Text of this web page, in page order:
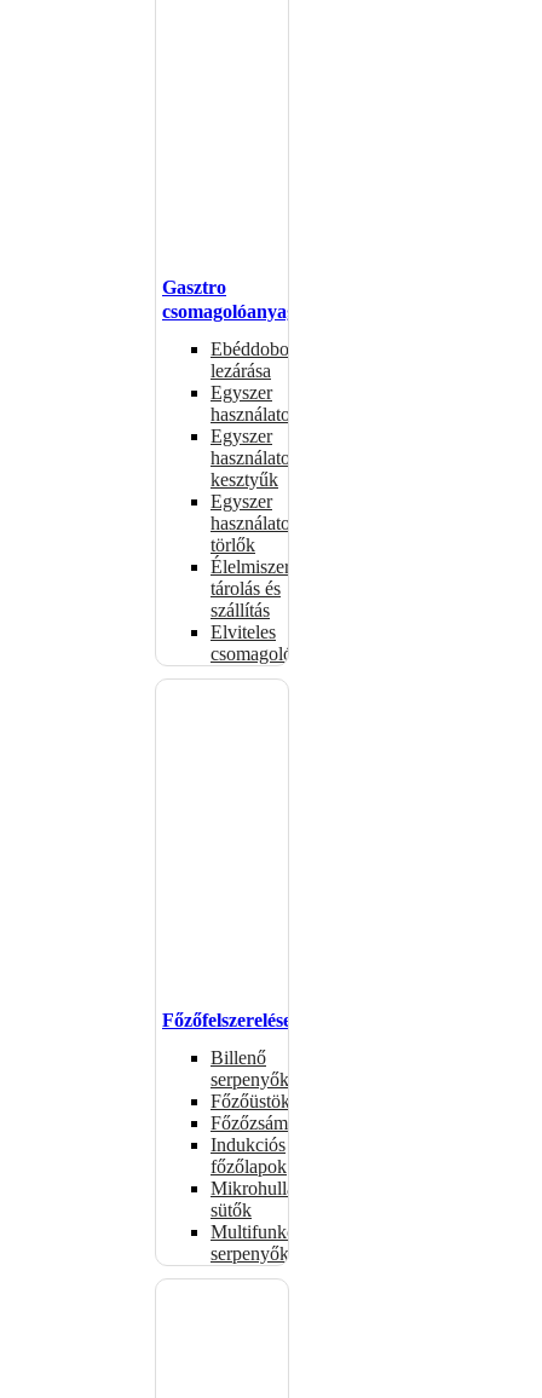
Gasztro
csomagolóanyagok
Ebéddobozok
lezárása
Egyszer
használatos
Egyszer
használatos
kesztyűk
Egyszer
használatos
törlők
Élelmiszer-
tárolás és
szállítás
Elviteles
csomagolóanyagok
Főzőfelszerelések
Billenő
serpenyők
Főzőüstök
Főzőzsámolyok
Indukciós
főzőlapok
Mikrohullámú
sütők
Multifunkciós
serpenyők